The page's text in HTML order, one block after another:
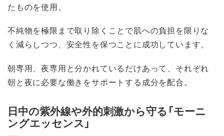
たものを使用。
不純物を極限まで取り除くことで肌への負担を限りな
く減らしつつ、安全性を保つことに成功しています。
朝専用、夜専用と分かれているだけあって、それぞれ
朝と夜に必要な働きをサポートする成分を配合。
日中の紫外線や外的刺激から守る「モーニ
ングエッセンス」